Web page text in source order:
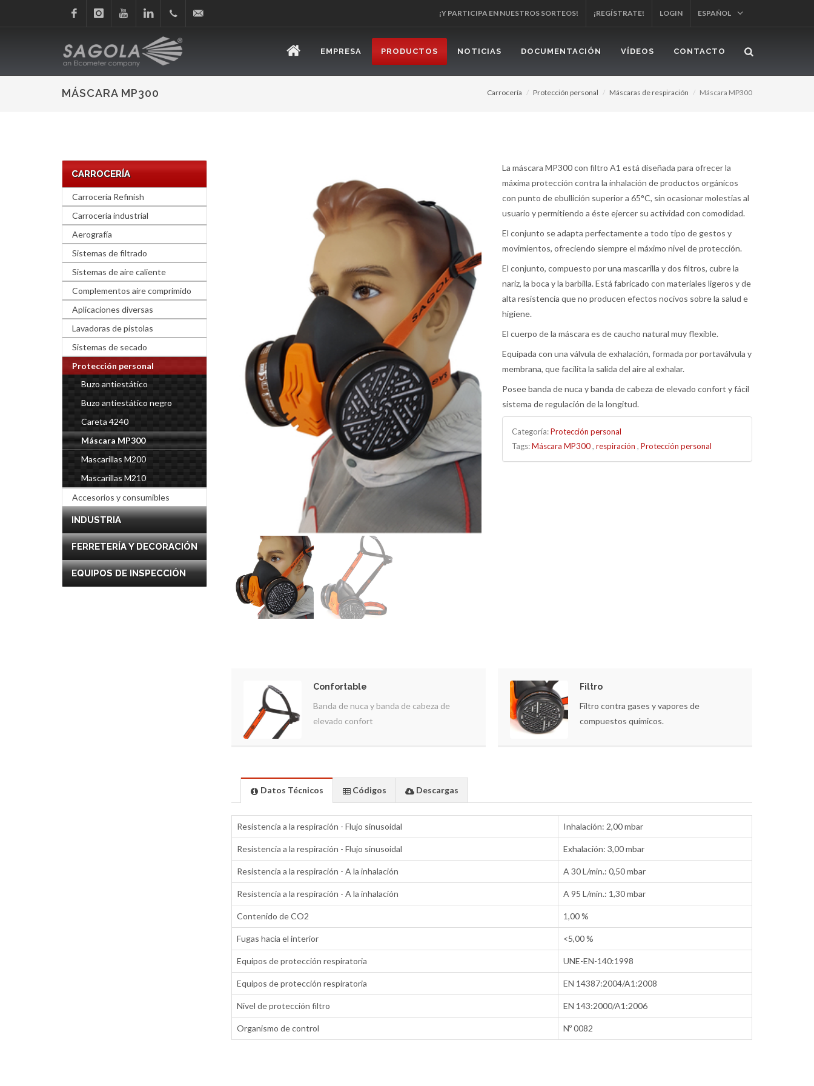
Linkedin+34
945
¡Y PARTICIPA EN NUESTROS SORTEOS! ¡REGÍSTRATE! LOGIN ESPAÑOL
EMPRESA PRODUCTOS NOTICIAS DOCUMENTACIÓN VÍDEOS CONTACTO
MÁSCARA MP300 Carrocería Protección personal Máscaras de respiración Máscara MP300
La máscara MP300 con filtro A1 está diseñada para ofrecer la
máxima protección contra la inhalación de productos orgánicos
con punto de ebullición superior a 65°C, sin ocasionar molestias al
usuario y permitiendo a éste ejercer su actividad con comodidad.
El conjunto se adapta perfectamente a todo tipo de gestos y
movimientos, ofreciendo siempre el máximo nivel de protección.
El conjunto, compuesto por una mascarilla y dos filtros, cubre la
nariz, la boca y la barbilla. Está fabricado con materiales ligeros y de
alta resistencia que no producen efectos nocivos sobre la salud e
higiene.
El cuerpo de la máscara es de caucho natural muy flexible.
Equipada con una válvula de exhalación, formada por portaválvula y
membrana, que facilita la salida del aire al exhalar.
Posee banda de nuca y banda de cabeza de elevado confort y fácil
sistema de regulación de la longitud.
Categoría:Protección personal
Tags:Máscara MP300,respiración ,Protección personal
Confortable
Banda de nuca y banda de cabeza de
elevado confort
Filtro
Filtro contra gases y vapores de
compuestos químicos.
Datos Técnicos Códigos Descargas
Resistencia a la respiración - Flujo sinusoidal Inhalación: 2,00 mbar
Resistencia a la respiración - Flujo sinusoidal Exhalación: 3,00 mbar
Resistencia a la respiración - A la inhalación A 30 L/min.: 0,50 mbar
Resistencia a la respiración - A la inhalación A 95 L/min.: 1,30 mbar
Contenido de CO2 1,00 %
Fugas hacia el interior <5,00 %
Equipos de protección respiratoria UNE-EN-140:1998
Equipos de protección respiratoria EN 14387:2004/A1:2008
Nivel de protección filtro EN 143:2000/A1:2006
Organismo de control Nº 0082
CARROCERÍA
Carrocería Refinish
Carrocería industrial
Aerografía
Sistemas de filtrado
Sistemas de aire caliente
Complementos aire comprimido
Aplicaciones diversas
Lavadoras de pistolas
Sistemas de secado
Protección personal
Buzo antiestático
Buzo antiestático negro
Careta 4240
Máscara MP300
Mascarillas M200
Mascarillas M210
Accesorios y consumibles
INDUSTRIA
FERRETERÍA Y DECORACIÓN
EQUIPOS DE INSPECCIÓN